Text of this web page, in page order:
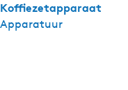
Apparatuur
Koffiezetapparaat
o
n